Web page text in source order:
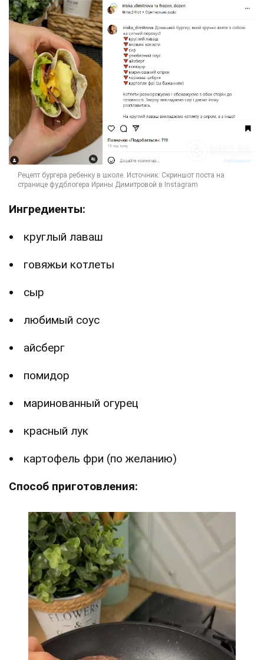
Ингредиенты:
круглый лаваш
говяжьи котлеты
сыр
любимый соус
айсберг
помидор
маринованный огурец
красный лук
картофель фри (по желанию)
Способ приготовления: